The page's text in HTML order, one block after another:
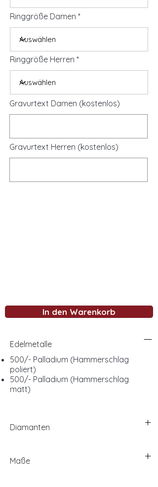
Ringgröße Damen
Ringgröße Herren
Gravurtext Damen (kostenlos)
Gravurtext Herren (kostenlos)
In den Warenkorb
Edelmetalle
500/- Palladium (Hammerschlag
poliert)
500/- Palladium (Hammerschlag
matt)
Diamanten
Maße